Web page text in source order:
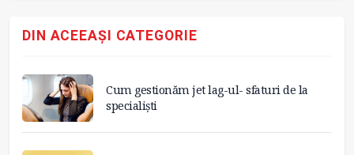
DIN ACEEAȘI CATEGORIE
Cum gestionăm jet lag-ul- sfaturi de la
specialiști